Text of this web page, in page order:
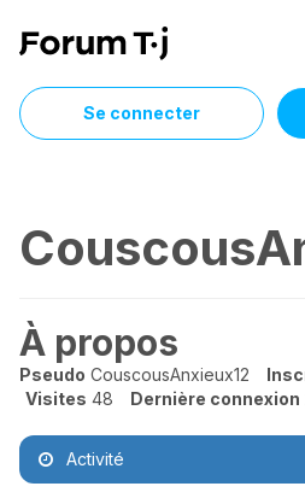
Se connecter
À propos
Pseudo CouscousAnxieux12
Visites 48 Dernière connexion
Activité